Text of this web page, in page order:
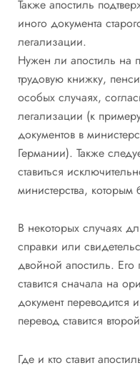
Также апостиль
иного документа
легализации.
Нужен ли апостиль на
трудовую книжку,
особых случаях,
легализации (к
документов в
Германии). Также
ставиться
министерства,
В некоторых случаях
справки или
двойной апостиль. Его
ставится сначала на
документ переводится
перевод ставится
Где и кто ставит